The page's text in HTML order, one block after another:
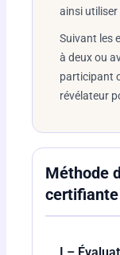
ainsi
Suivant les
à deux ou
participant
révélateur
Méthode
certifiante